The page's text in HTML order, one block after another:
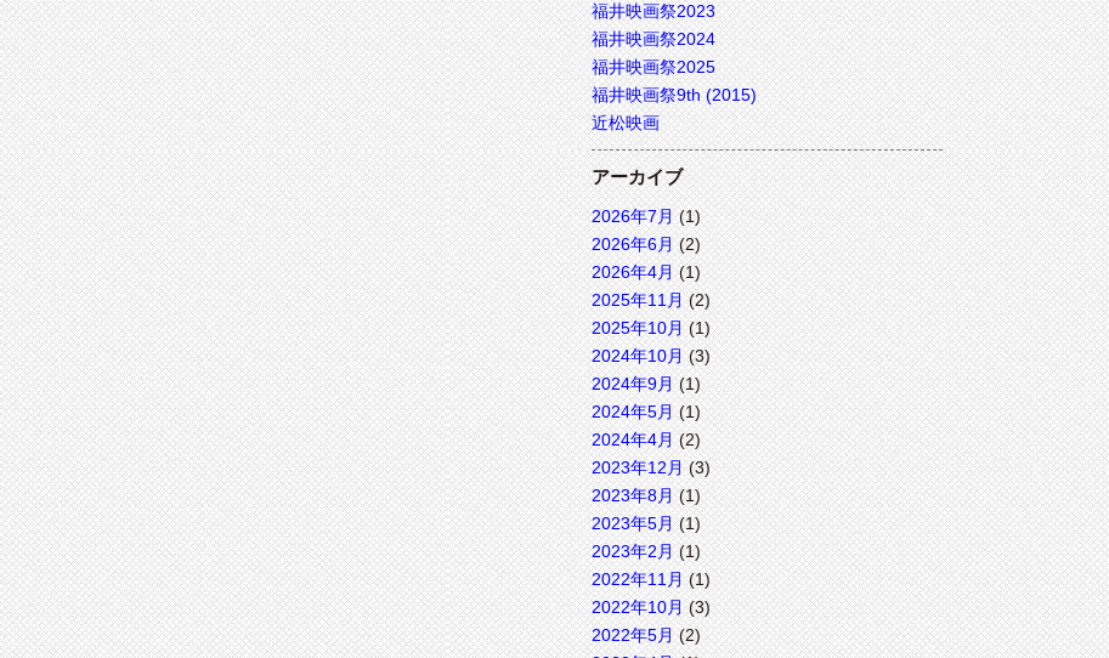
福井映画祭2023
福井映画祭2024
福井映画祭2025
福井映画祭9th (2015)
近松映画
アーカイブ
2026年7月(1)
2026年6月(2)
2026年4月(1)
2025年11月(2)
2025年10月(1)
2024年10月(3)
2024年9月(1)
2024年5月(1)
2024年4月(2)
2023年12月(3)
2023年8月(1)
2023年5月(1)
2023年2月(1)
2022年11月(1)
2022年10月(3)
2022年5月(2)